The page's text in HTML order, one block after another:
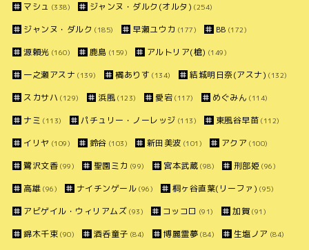
マシュ (338) ジャンヌ・ダルク(オルタ) (254)
ジャンヌ・ダルク (185) 早瀬ユウカ (177) BB (172)
源頼光 (160) 鹿島 (159) アルトリア(槍) (149)
一之瀬アスナ (139) 橘ありす (134) 結城明日奈(アスナ) (132)
スカサハ (129) 浜風 (123) 愛宕 (117) めぐみん (114)
ナミ (113) パチュリー・ノーレッジ (113) 東風谷早苗 (112)
イリヤ (109) 鈴谷 (103) 新田美波 (101) アクア (100)
鷺沢文香 (99) 聖園ミカ (99) 宮本武蔵 (98) 刑部姫 (96)
高雄 (96) ナイチンゲール (96) 桐ヶ谷直葉(リーファ) (95)
アビゲイル・ウィリアムズ (93) コッコロ (91) 加賀 (91)
錦木千束 (90) 酒呑童子 (84) 博麗霊夢 (84) 生塩ノア (84)